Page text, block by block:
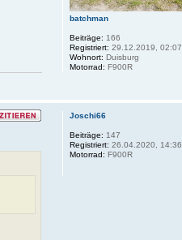
batchman
Beiträge: 166
Registriert: 29.12.2019, 02:07
Wohnort: Duisburg
Motorrad: F900R
Joschi66
Beiträge: 147
Registriert: 26.04.2020, 14:36
Motorrad: F900R